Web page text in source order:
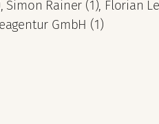
Rainer (1), Florian
GmbH (1)